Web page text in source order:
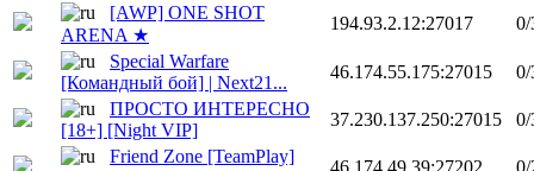
[AWP] ONE SHOT
ARENA ★
194.93.2.12:27017
0/
Special Warfare
[Командный бой] | Next21...
46.174.55.175:27015
0/
ПРОСТО ИНТЕРЕСНО
[18+] [Night VIP]
37.230.137.250:27015
0/
Friend Zone [TeamPlay]
46.174.49.39:27202
0/